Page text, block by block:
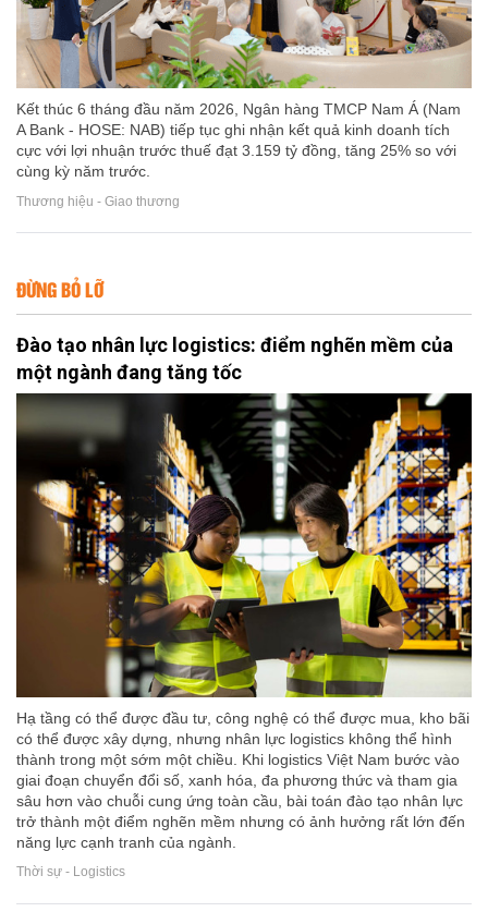
Kết thúc 6 tháng đầu năm 2026, Ngân hàng TMCP Nam Á (Nam
A Bank - HOSE: NAB) tiếp tục ghi nhận kết quả kinh doanh tích
cực với lợi nhuận trước thuế đạt 3.159 tỷ đồng, tăng 25% so với
cùng kỳ năm trước.
Thương hiệu - Giao thương
ĐỪNG BỎ LỠ
Đào tạo nhân lực logistics: điểm nghẽn mềm của
một ngành đang tăng tốc
Hạ tầng có thể được đầu tư, công nghệ có thể được mua, kho bãi
có thể được xây dựng, nhưng nhân lực logistics không thể hình
thành trong một sớm một chiều. Khi logistics Việt Nam bước vào
giai đoạn chuyển đổi số, xanh hóa, đa phương thức và tham gia
sâu hơn vào chuỗi cung ứng toàn cầu, bài toán đào tạo nhân lực
trở thành một điểm nghẽn mềm nhưng có ảnh hưởng rất lớn đến
năng lực cạnh tranh của ngành.
Thời sự - Logistics